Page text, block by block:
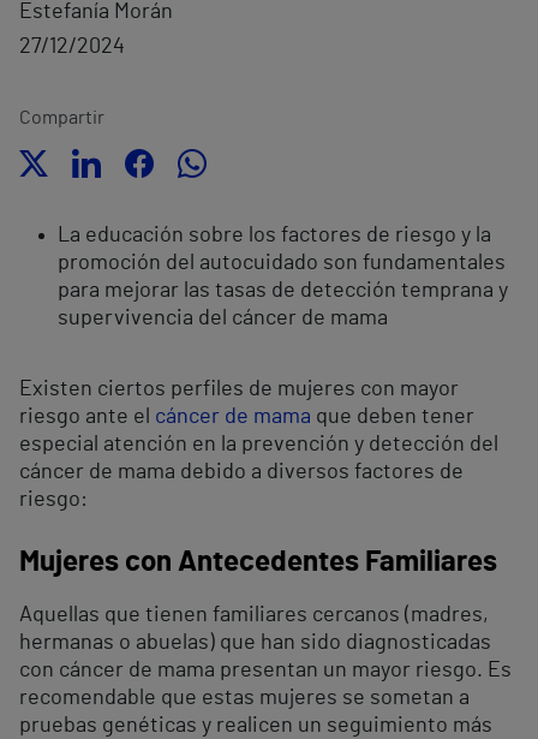
Estefanía Morán
27/12/2024
Compartir
La educación sobre los factores de riesgo y la
promoción del autocuidado son fundamentales
para mejorar las tasas de detección temprana y
supervivencia del cáncer de mama
Existen ciertos perfiles de mujeres con mayor
riesgo ante el cáncer de mama que deben tener
especial atención en la prevención y detección del
cáncer de mama debido a diversos factores de
riesgo:
Mujeres con Antecedentes Familiares
Aquellas que tienen familiares cercanos (madres,
hermanas o abuelas) que han sido diagnosticadas
con cáncer de mama presentan un mayor riesgo. Es
recomendable que estas mujeres se sometan a
pruebas genéticas y realicen un seguimiento más